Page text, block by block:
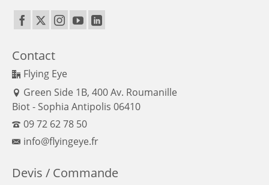
Contact
Flying Eye
Green Side 1B, 400 Av. Roumanille
Biot - Sophia Antipolis 06410
09 72 62 78 50
info@flyingeye.fr
Devis / Commande